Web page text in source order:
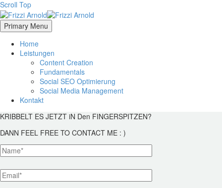
Scroll Top
Primary Menu
Home
Leistungen
Content Creation
Fundamentals
Social SEO Optimierung
Social Media Management
Kontakt
KRIBBELT ES JETZT iN Den FINGERSPITZEN?
DANN FEEL FREE TO CONTACT ME : )